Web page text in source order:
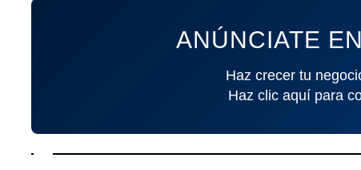
ANÚNCIATE
Haz crecer tu
Haz clic aquí para